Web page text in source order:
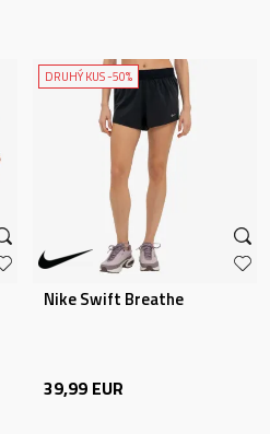
DRUHÝ KUS -50%
Nike Swift Breathe
39,99 EUR